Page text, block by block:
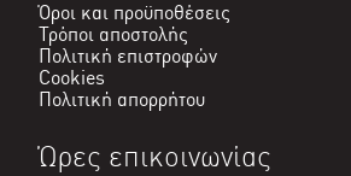
Όροι και προϋποθέσεις
Τρόποι αποστολής
Πολιτική επιστροφών
Cookies
Πολιτική απορρήτου
Ώρες επικοινωνίας